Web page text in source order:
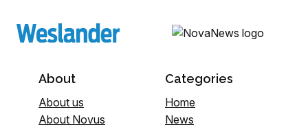
About
About us
About Novus
Categories
Home
News